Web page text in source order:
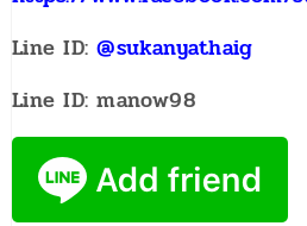
Line ID:@sukanyathaig
Line ID: manow98